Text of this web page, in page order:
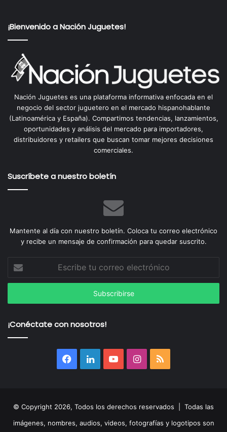
¡Bienvenido a Nación Juguetes!
Nación Juguetes es una plataforma informativa enfocada en el
negocio del sector juguetero en el mercado hispanohablante
(Latinoamérica y España). Compartimos tendencias, lanzamientos,
oportunidades y análisis del mercado para importadores,
distribuidores y retailers que buscan tomar mejores decisiones
comerciales.
Suscríbete a nuestro boletín
Mantente al día con nuestro boletín. Coloca tu correo electrónico
y recibe un mensaje de confirmación para quedar suscrito.
tu
correo
¡Conéctate con nosotros!
Facebook
LinkedInYouTubeInstagram
© Copyright 2026, Todos los derechos reservados | Todas las
imágenes, nombres, audios, videos, fotografías y logotipos son